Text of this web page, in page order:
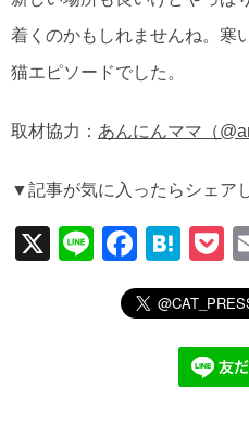
着くのかもしれませんね。寒
猫エピソードでした。
取材協力： あんにんママ（
▼記事が気に入ったらシェア
X
Li
F
a
c
H
at
e
n
a
P
o